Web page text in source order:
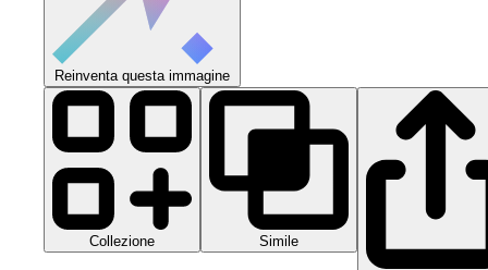
Reinventa questa immagine
Collezione Simile